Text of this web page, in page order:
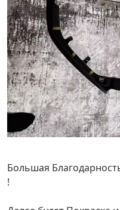
Большая
!